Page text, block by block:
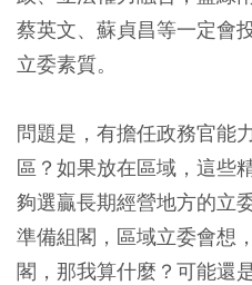
蔡英文、蘇貞昌等一定會
立委素質。
問題是，有擔任政務官能
區？如果放在區域，這些
夠選贏長期經營地方的立
準備組閣，區域立委會想
閣，那我算什麼？可能還